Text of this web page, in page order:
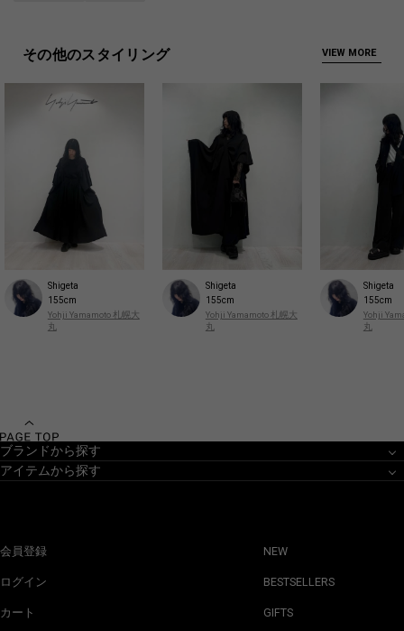
その他のスタイリング VIEW MORE
Shigeta
155cm
Yohji Yamamoto 札幌大
丸
Shigeta
155cm
Yohji Yamamoto 札幌大
丸
Shigeta
155cm
Yohji
丸
ブランドから探す
アイテムから探す
会員登録
ログイン
カート
NEW
BESTSELLERS
GIFTS